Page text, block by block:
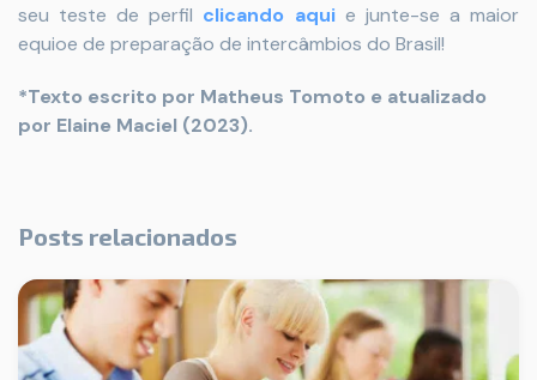
seu teste de perfil clicando aquie junte-se a maior
equioe de preparação de intercâmbios do Brasil!
*Texto escrito por Matheus Tomoto e atualizado
por Elaine Maciel (2023).
Posts relacionados